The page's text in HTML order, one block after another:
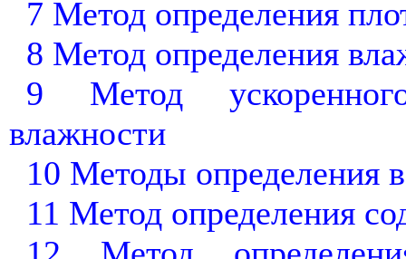
7 Метод определения
8 Метод определения
9 Метод
влажности
10 Методы определения
11 Метод определения